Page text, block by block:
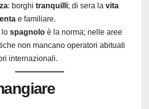
: borghi tranquilli; di sera la vita
e familiare.
lo spagnolo è la norma; nelle aree
non mancano operatori abituati
internazionali.